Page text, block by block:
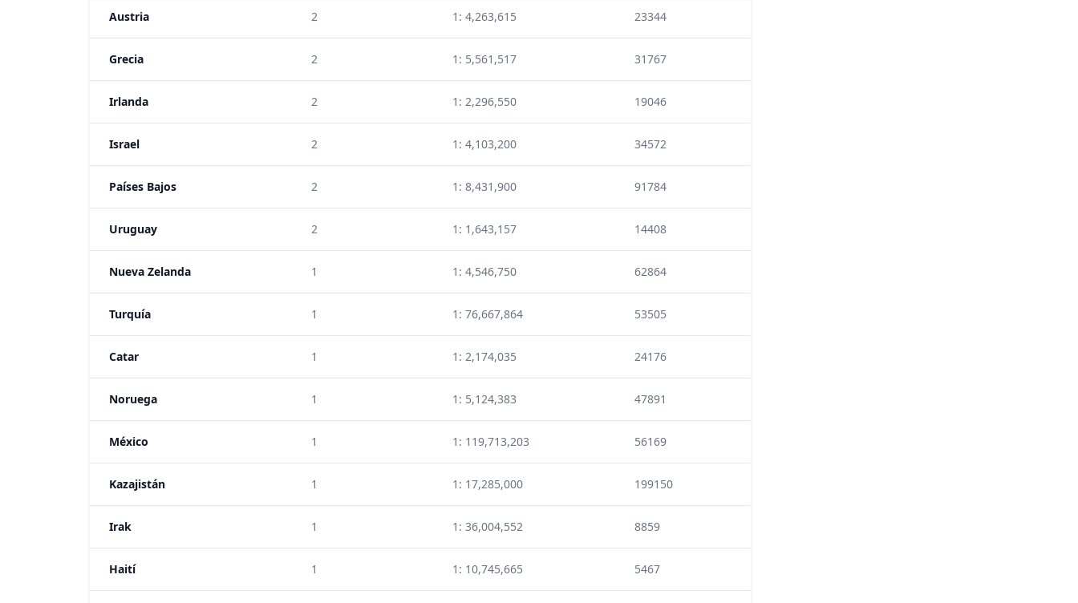
Austria 2 1: 4,263,615 23344
Grecia 2 1: 5,561,517 31767
Irlanda 2 1: 2,296,550 19046
Israel 2 1: 4,103,200 34572
Países Bajos 2 1: 8,431,900 91784
Uruguay 2 1: 1,643,157 14408
Nueva Zelanda 1 1: 4,546,750 62864
Turquía 1 1: 76,667,864 53505
Catar 1 1: 2,174,035 24176
Noruega 1 1: 5,124,383 47891
México 1 1: 119,713,203 56169
Kazajistán 1 1: 17,285,000 199150
Irak 1 1: 36,004,552 8859
Haití 1 1: 10,745,665 5467